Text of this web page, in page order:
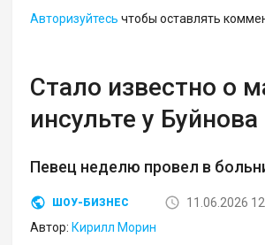
Авторизуйтесь чтобы оставлять
Стало известно о
инсульте у Буйнова
Певец неделю провел в
ШОУ-БИЗНЕС
11.06.2026
Автор: Кирилл Морин